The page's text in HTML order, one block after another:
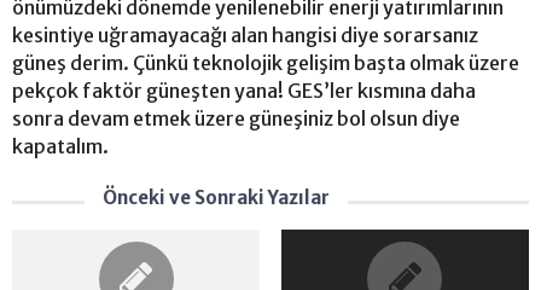
önümüzdeki dönemde yenilenebilir enerji yatırımlarının
kesintiye uğramayacağı alan hangisi diye sorarsanız
güneş derim. Çünkü teknolojik gelişim başta olmak üzere
pekçok faktör güneşten yana! GES’ler kısmına daha
sonra devam etmek üzere güneşiniz bol olsun diye
kapatalım.
Önceki ve Sonraki Yazılar